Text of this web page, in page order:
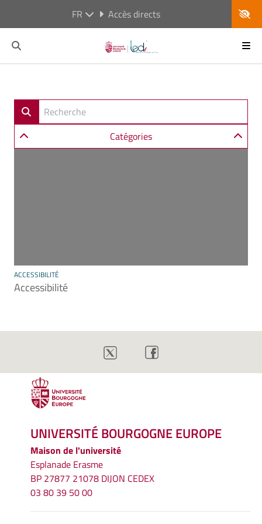
FR Accès directs
Catégories
ACCESSIBILITÉ
Accessibilité
UNIVERSITÉ BOURGOGNE EUROPE
Maison de l'université
Esplanade Erasme
BP 27877 21078 DIJON CEDEX
03 80 39 50 00